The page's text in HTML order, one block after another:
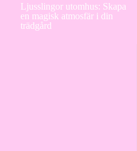
Ljusslingor utomhus: Skapa
en magisk atmosfär i din
trädgård